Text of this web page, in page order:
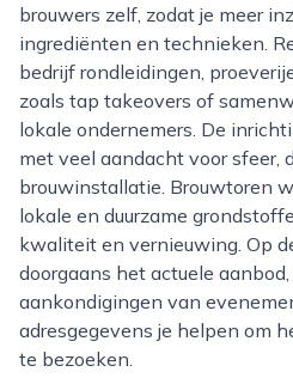
brouwers zelf, zodat je meer
ingrediënten en technieken.
bedrijf rondleidingen,
zoals tap takeovers of
lokale ondernemers. De
met veel aandacht voor sfeer,
brouwinstallatie. Brouwtoren
lokale en duurzame
kwaliteit en vernieuwing. Op
doorgaans het actuele
aankondigingen van
adresgegevens je helpen om
te bezoeken.